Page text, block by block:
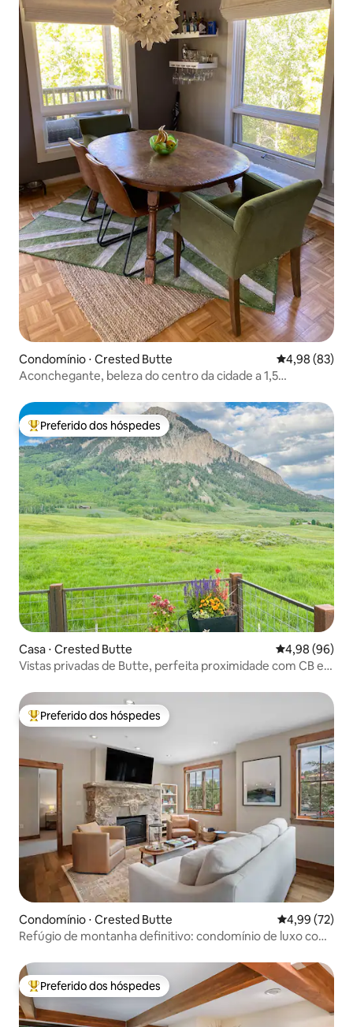
Condomínio ⋅ Crested Butte 4,98 de uma
4,98 (83)
Aconchegante, beleza do centro da cidade a 1,5
Entre os melhores preferidos dos hóspedes
Preferido dos hóspedes
Casa ⋅ Crested Butte 4,98 de uma
4,98 (96)
Vistas privadas de Butte, perfeita proximidade com CB e
Entre os melhores preferidos dos hóspedes
Preferido dos hóspedes
Condomínio ⋅ Crested Butte 4,99 de uma
4,99 (72)
Refúgio de montanha definitivo: condomínio de luxo com
Entre os melhores preferidos dos hóspedes
Preferido dos hóspedes